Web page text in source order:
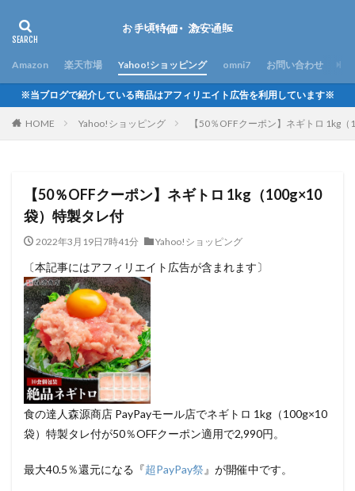
Amazon 楽天市場 Yahoo!ショッピング omni7 お問い合わせ
※当ブログで紹介している商品はアフィリエイト広告を利用しています※
HOME Yahoo!ショッピング 【50％OFFクーポン】ネギトロ 1kg
【50％OFFクーポン】ネギトロ 1kg（100g×10
袋）特製タレ付
2022年3月19日7時41分 Yahoo!ショッピング
〔本記事にはアフィリエイト広告が含まれます〕
食の達人森源商店 PayPayモール店でネギトロ 1kg（100g×10
袋）特製タレ付が50％OFFクーポン適用で2,990円。
最大40.5％還元になる『超PayPay祭 』が開催中です。